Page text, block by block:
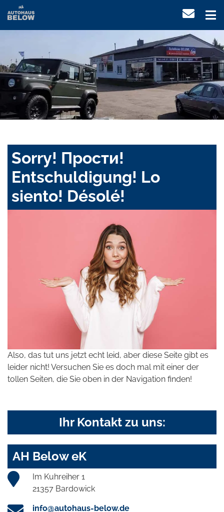
Sorry! Прости!
Entschuldigung! Lo
siento! Désolé!
Also, das tut uns jetzt echt leid, aber diese Seite gibt es
leider nicht! Versuchen Sie es doch mal mit einer der
tollen Seiten, die Sie oben in der Navigation finden!
Ihr Kontakt zu uns:
AH Below eK
Im Kuhreiher 1
21357 Bardowick
info@autohaus-below.de